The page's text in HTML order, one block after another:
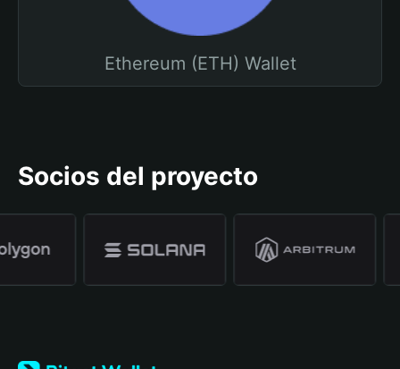
Ethereum (ETH) Wallet
Socios del proyecto